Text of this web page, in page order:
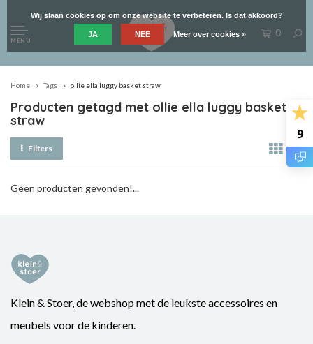
9
MENU
0
Home Tags ollie ella luggy basket straw
Producten getagd met ollie ella luggy basket
straw
Filters
Geen producten gevonden!...
Klein & Stoer, de webshop met de leukste accessoires en
meubels voor de kinderen.
Wij slaan cookies op om onze website te verbeteren. Is dat akkoord?
JA NEE Meer over cookies »